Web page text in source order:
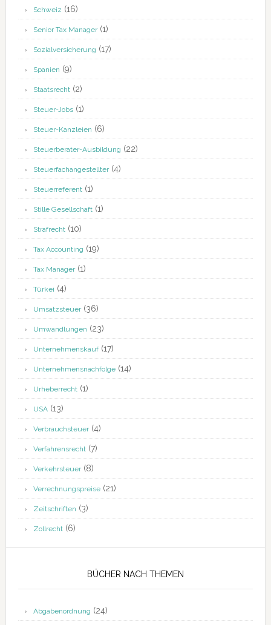
Schweiz (16)
Senior Tax Manager(1)
Sozialversicherung (17)
Spanien (9)
Staatsrecht(2)
Steuer-Jobs(1)
Steuer-Kanzleien (6)
Steuerberater-Ausbildung (22)
Steuerfachangestellter(4)
Steuerreferent(1)
Stille Gesellschaft(1)
Strafrecht(10)
Tax Accounting (19)
Tax Manager(1)
Türkei (4)
Umsatzsteuer(36)
Umwandlungen (23)
Unternehmenskauf(17)
Unternehmensnachfolge(14)
Urheberrecht(1)
USA(13)
Verbrauchsteuer(4)
Verfahrensrecht(7)
Verkehrsteuer(8)
Verrechnungspreise(21)
Zeitschriften (3)
Zollrecht(6)
BÜCHER NACH THEMEN
Abgabenordnung (24)